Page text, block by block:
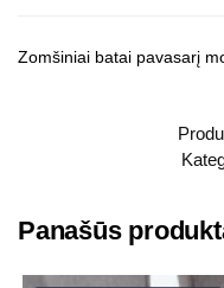
Zomšiniai batai pavasarį
Panašūs